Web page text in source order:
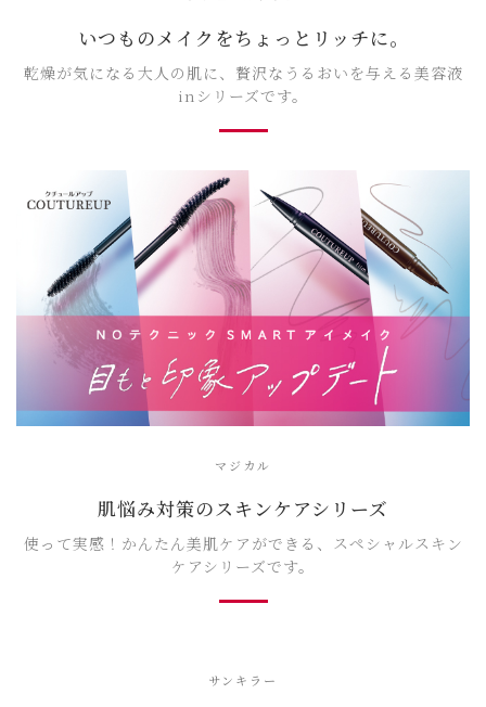
いつものメイクをちょっとリッチに。
乾燥が気になる大人の肌に、贅沢なうるおいを与える美容液
inシリーズです。
マジカル
肌悩み対策のスキンケアシリーズ
使って実感！かんたん美肌ケアができる、スペシャルスキン
ケアシリーズです。
サンキラー